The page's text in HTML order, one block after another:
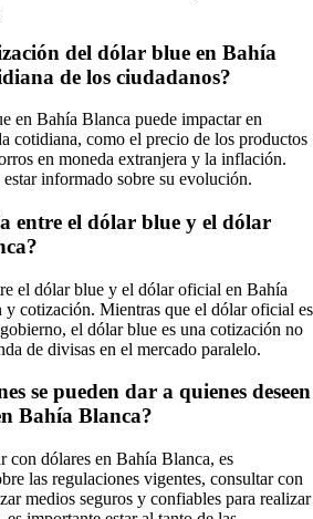
del dólar blue en Bahía
de los ciudadanos?
en Bahía Blanca puede impactar en
cotidiana, como el precio de los productos
en moneda extranjera y la inflación.
informado sobre su evolución.
entre el dólar blue y el dólar
el dólar blue y el dólar oficial en Bahía
y cotización. Mientras que el dólar oficial es
el dólar blue es una cotización no
de divisas en el mercado paralelo.
se pueden dar a quienes deseen
Bahía Blanca?
con dólares en Bahía Blanca, es
las regulaciones vigentes, consultar con
medios seguros y confiables para realizar